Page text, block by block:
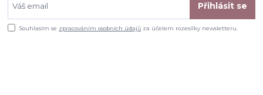
Přihlásit se
Souhlasím se zpracováním osobních údajů za účelem rozesílky newsletteru.